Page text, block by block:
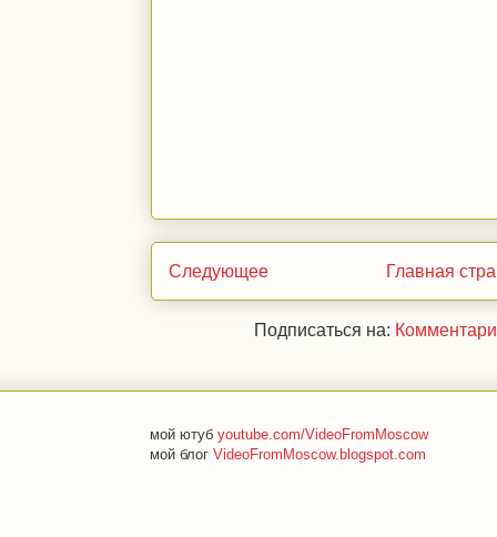
Следующее Главная
Подписаться на:
мой ютуб youtube.com/VideoFromMoscow
мой блог VideoFromMoscow.blogspot.com